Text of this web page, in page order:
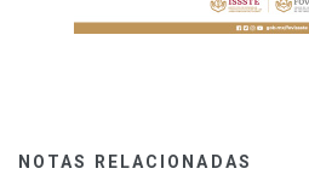
NOTAS RELACIONADAS